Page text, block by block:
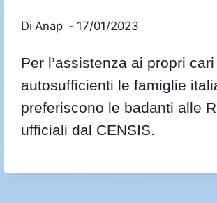
Di Anap 17/01/2023
Per l’assistenza ai propri
autosufficienti le famiglie
preferiscono le badanti alle
ufficiali dal CENSIS.